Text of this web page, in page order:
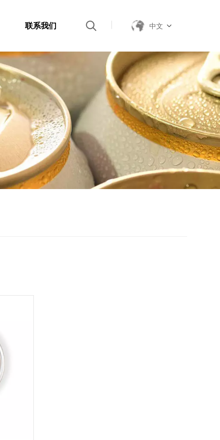
联系我们 中文